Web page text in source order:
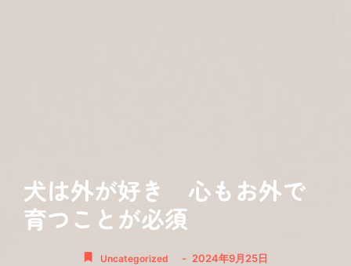
犬は外が好き 心もお外で
育つことが必須
Uncategorized - 2024年9月25日